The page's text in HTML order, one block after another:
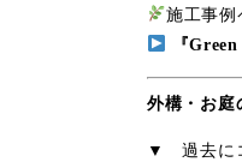
施工事例
『
外構・お庭
▼ 過去に